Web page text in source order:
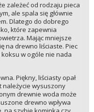
zależeć od rodzaju pieca
ale spala się głównie
Dlatego do dobrego
które zapewnia
Mając mniejsze
na drewno liściaste. Piec
w ogóle nie nada
Piękny, liściasty opał
należycie wysuszony
drewnie woda może
drewno wpływa